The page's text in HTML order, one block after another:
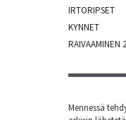
IRTORIPSET
KYNNET
RAIVAAMINEN
Mennessä